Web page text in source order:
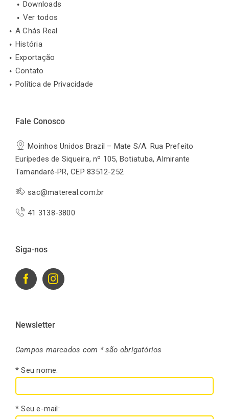
Downloads
Ver todos
A Chás Real
História
Exportação
Contato
Política de Privacidade
Fale Conosco
Moinhos Unidos Brazil – Mate S/A. Rua Prefeito
Eurípedes de Siqueira, nº 105, Botiatuba, Almirante
Tamandaré-PR, CEP 83512-252
sac@matereal.com.br
41 3138-3800
Siga-nos
Newsletter
Campos marcados com * são obrigatórios
* Seu nome:
* Seu e-mail: